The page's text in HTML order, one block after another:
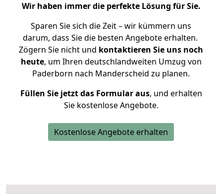
Wir haben immer die perfekte Lösung für Sie.
Sparen Sie sich die Zeit – wir kümmern uns
darum, dass Sie die besten Angebote erhalten.
Zögern Sie nicht und kontaktieren Sie uns noch
heute, um Ihren deutschlandweiten Umzug von
Paderborn nach Manderscheid zu planen.
Füllen Sie jetzt das Formular aus, und erhalten
Sie kostenlose Angebote.
Kostenlose Angebote erhalten